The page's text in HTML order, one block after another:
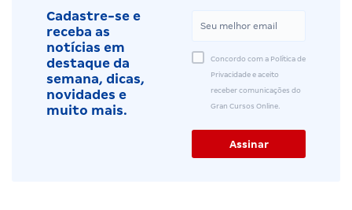
Cadastre-se e
receba as
notícias em
destaque da
semana, dicas,
novidades e
muito mais.
Concordo com a Política de
Privacidade e aceito
receber comunicações do
Gran Cursos Online.